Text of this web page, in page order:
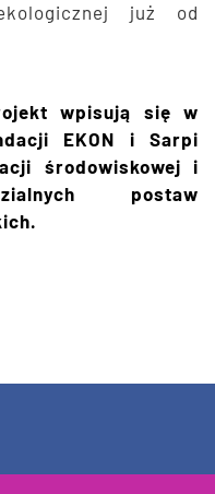
już od
wpisują się w
EKON i Sarpi
środowiskowej i
postaw